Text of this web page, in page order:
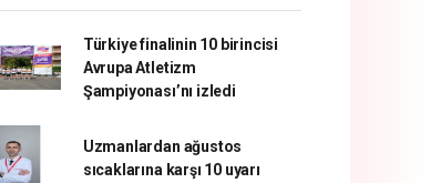
Türkiye finalinin 10 birincisi
Avrupa Atletizm
Şampiyonası’nı izledi
Uzmanlardan ağustos
sıcaklarına karşı 10 uyarı